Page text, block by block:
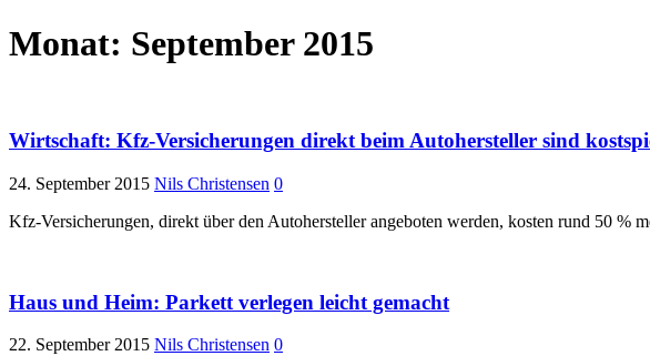
Monat: September 2015
Wirtschaft: Kfz-Versicherungen direkt beim Autohersteller sind
24. September 2015 Nils Christensen 0
Kfz-Versicherungen, direkt über den Autohersteller angeboten werden, kosten rund 50 %
Haus und Heim: Parkett verlegen leicht gemacht
22. September 2015 Nils Christensen 0